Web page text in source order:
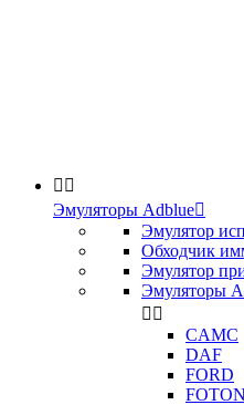
 
Эмуляторы Adblue
Эмулятор
Обходчик
Эмулятор
Эмуляторы
 
CAMC
DAF
FORD
FOTON